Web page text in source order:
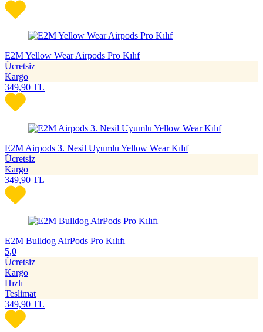
E2M Yellow Wear Airpods Pro Kılıf
Ücretsiz
Kargo
349,90 TL
E2M Airpods 3. Nesil Uyumlu Yellow Wear Kılıf
Ücretsiz
Kargo
349,90 TL
E2M Bulldog AirPods Pro Kılıfı
5,0
Ücretsiz
Kargo
Hızlı
Teslimat
349,90 TL